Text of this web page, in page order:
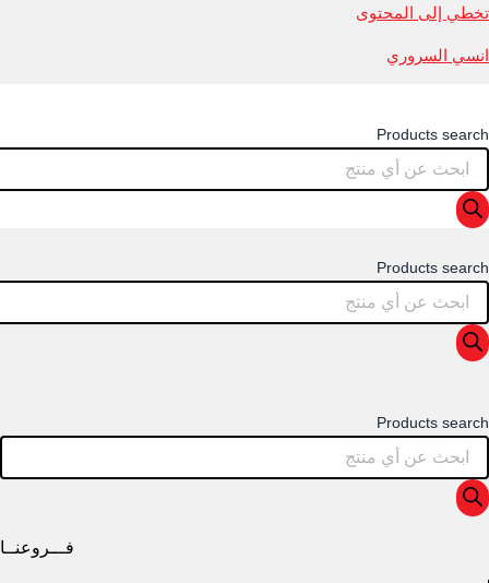
تخطي إلى المحتوى
انسي السروري
Products search
Products search
Products search
فـــروعنــا